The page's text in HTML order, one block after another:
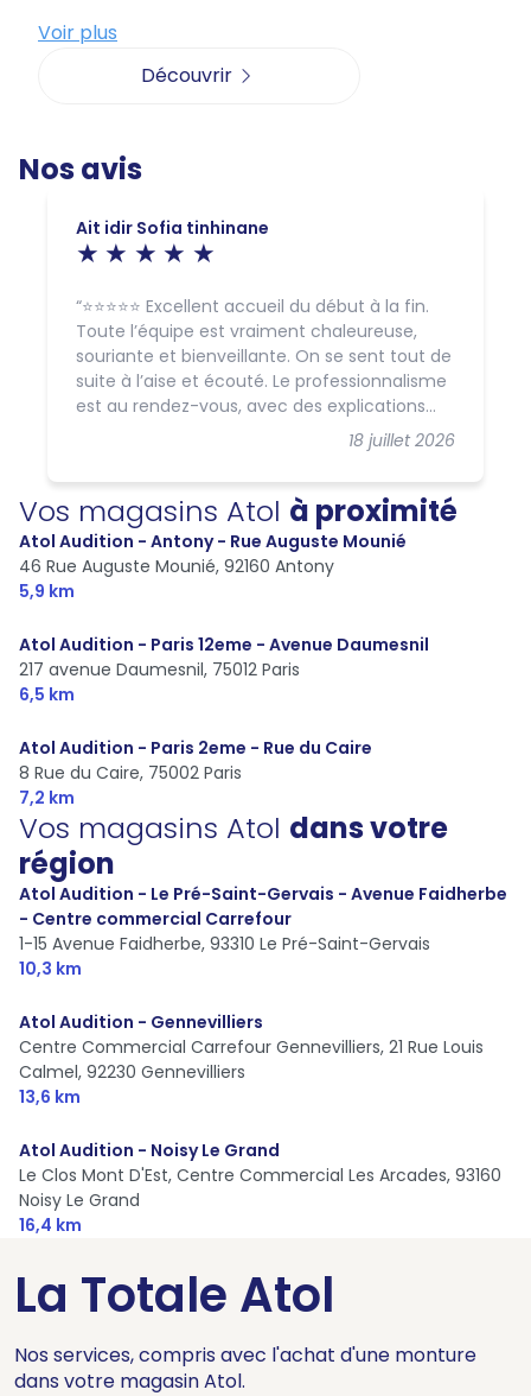
Voir plus
Découvrir
Nos avis
Ait idir Sofia tinhinane
18 juillet 2026
⭐⭐⭐⭐⭐ Excellent accueil du début à la fin.
Toute l’équipe est vraiment chaleureuse,
souriante et bienveillante. On se sent tout de
suite à l’aise et écouté. Le professionnalisme
est au rendez-vous, avec des explications
claires et un accompagnement de qualité.
C’est agréable de voir une équipe aussi
gentille, disponible et attentive. Une très belle
expérience, je recommande sans hésiter !
Vos magasins Atol à proximité
Atol Audition - Antony - Rue Auguste Mounié
46 Rue Auguste Mounié, 92160 Antony
5,9 km
Atol Audition - Paris 12eme - Avenue Daumesnil
217 avenue Daumesnil, 75012 Paris
6,5 km
Atol Audition - Paris 2eme - Rue du Caire
8 Rue du Caire, 75002 Paris
7,2 km
Vos magasins Atol dans votre
région
Atol Audition - Le Pré-Saint-Gervais - Avenue Faidherbe
- Centre commercial Carrefour
1-15 Avenue Faidherbe, 93310 Le Pré-Saint-Gervais
10,3 km
Atol Audition - Gennevilliers
Centre Commercial Carrefour Gennevilliers, 21 Rue Louis
Calmel, 92230 Gennevilliers
13,6 km
Atol Audition - Noisy Le Grand
Le Clos Mont D'Est, Centre Commercial Les Arcades, 93160
Noisy Le Grand
16,4 km
La Totale Atol
Nos services, compris avec l'achat d'une monture
dans votre magasin Atol.